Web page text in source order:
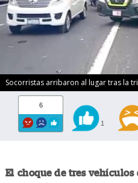
Socorristas arribaron al lugar tras la
6
1
El choque de tres vehículos